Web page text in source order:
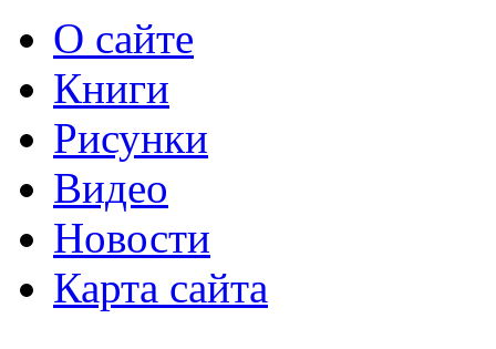
О сайте
Книги
Рисунки
Видео
Новости
Карта сайта